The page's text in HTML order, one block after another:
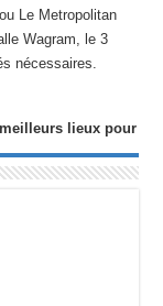
Le Metropolitan
Wagram, le 3
nécessaires.
lieux pour